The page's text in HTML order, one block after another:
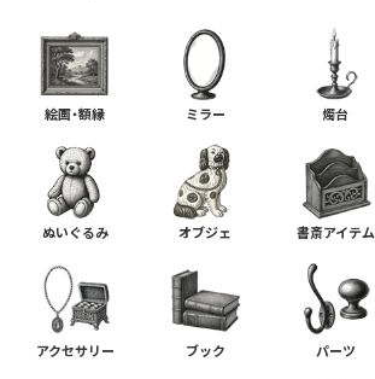
絵画・額縁 ミラー 燭台
ぬいぐるみ オブジェ 書斎アイテム
アクセサリー ブック パーツ